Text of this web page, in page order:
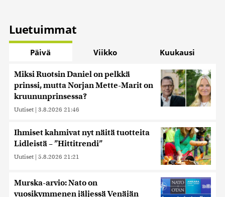
Luetuimmat
Päivä Viikko Kuukausi
Miksi Ruotsin Daniel on pelkkä
prinssi, mutta Norjan Mette-Marit on
kruununprinsessa?
Uutiset | 3.8.2026 21:46
Ihmiset kahmivat nyt näitä tuotteita
Lidleistä – ”Hittitrendi”
Uutiset | 5.8.2026 21:21
Murska-arvio: Nato on
vuosikymmenen jäljessä Venäjän